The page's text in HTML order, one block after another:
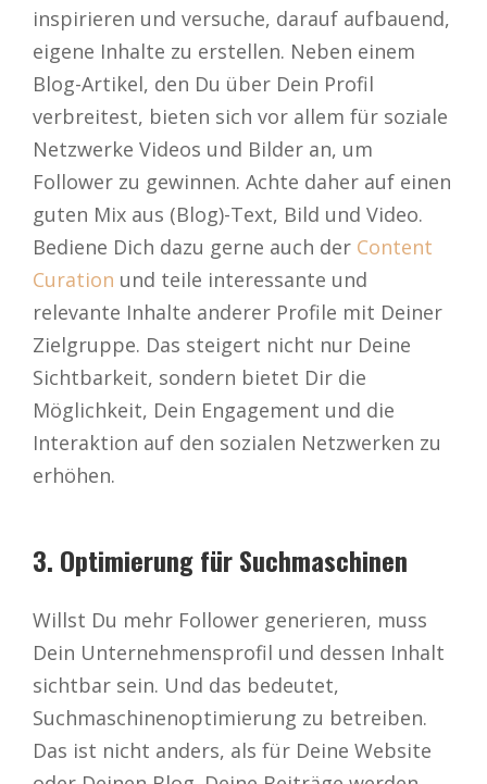
inspirieren und versuche, darauf aufbauend,
eigene Inhalte zu erstellen. Neben einem
Blog-Artikel, den Du über Dein Profil
verbreitest, bieten sich vor allem für soziale
Netzwerke Videos und Bilder an, um
Follower zu gewinnen. Achte daher auf einen
guten Mix aus (Blog)-Text, Bild und Video.
Bediene Dich dazu gerne auch der Content
Curation und teile interessante und
relevante Inhalte anderer Profile mit Deiner
Zielgruppe. Das steigert nicht nur Deine
Sichtbarkeit, sondern bietet Dir die
Möglichkeit, Dein Engagement und die
Interaktion auf den sozialen Netzwerken zu
erhöhen.
3. Optimierung für Suchmaschinen
Willst Du mehr Follower generieren, muss
Dein Unternehmensprofil und dessen Inhalt
sichtbar sein. Und das bedeutet,
Suchmaschinenoptimierung zu betreiben.
Das ist nicht anders, als für Deine Website